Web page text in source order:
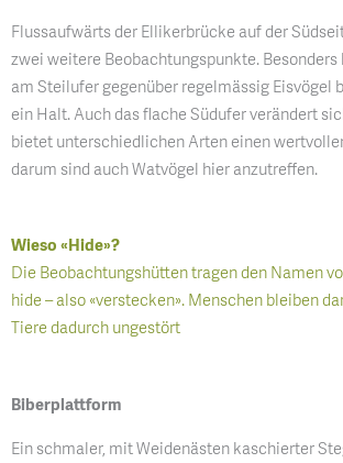
Flussaufwärts der Ellikerbrücke auf der
zwei weitere Beobachtungspunkte. Besonders
am Steilufer gegenüber regelmässig Eisvögel
ein Halt. Auch das flache Südufer verändert
bietet unterschiedlichen Arten einen
darum sind auch Watvögel hier anzutreffen.
Wieso «Hide»?
Die Beobachtungshütten tragen den Namen
hide – also «verstecken». Menschen bleiben
Tiere dadurch ungestört
Biberplattform
Ein schmaler, mit Weidenästen kaschierter